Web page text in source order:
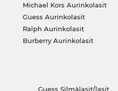
Michael Kors Aurinkolasit
Guess Aurinkolasit
Ralph Aurinkolasit
Burberry Aurinkolasit
Guess Silmälasit/lasit